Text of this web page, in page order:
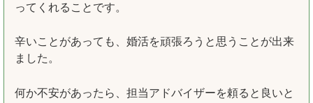
ってくれることです。
辛いことがあっても、婚活を頑張ろうと思うことが出来
ました。
何か不安があったら、担当アドバイザーを頼ると良いと